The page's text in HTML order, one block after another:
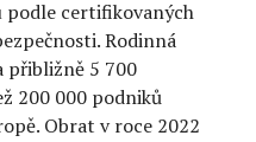
podle certifikovaných
Rodinná
přibližně 5 700
200 000 podniků
Obrat v roce 2022